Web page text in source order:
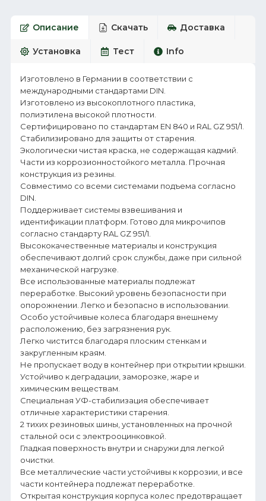
Описание Скачать Доставка
Установка Тест Info
Изготовлено в Германии в соответствии с
международными стандартами DIN.
Изготовлено из высокоплотного пластика,
полиэтилена высокой плотности.
Сертифицировано по стандартам EN 840 и RAL GZ 951/1.
Стабилизировано для защиты от старения.
Экологически чистая краска, не содержащая кадмий.
Части из коррозионностойкого металла. Прочная
конструкция из резины.
Совместимо со всеми системами подъема согласно
DIN.
Поддерживает системы взвешивания и
идентификации платформ. Готово для микрочипов
согласно стандарту RAL GZ 951/1.
Высококачественные материалы и конструкция
обеспечивают долгий срок службы, даже при сильной
механической нагрузке.
Все использованные материалы подлежат
переработке. Высокий уровень безопасности при
опорожнении. Легко и безопасно в использовании.
Особо устойчивые колеса благодаря внешнему
расположению, без загрязнения рук.
Легко чистится благодаря плоским стенкам и
закругленным краям.
Не пропускает воду в контейнер при открытии крышки.
Устойчиво к деградации, заморозке, жаре и
химическим веществам.
Специальная УФ-стабилизация обеспечивает
отличные характеристики старения.
2 тихих резиновых шины, установленных на прочной
стальной оси с электрооцинковкой.
Гладкая поверхность внутри и снаружи для легкой
очистки.
Все металлические части устойчивы к коррозии, и все
части контейнера подлежат переработке.
Открытая конструкция корпуса колес предотвращает